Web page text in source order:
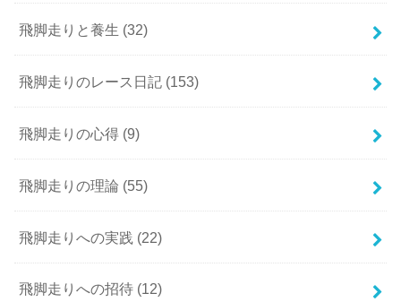
飛脚走りと養生 (32)
飛脚走りのレース日記 (153)
飛脚走りの心得 (9)
飛脚走りの理論 (55)
飛脚走りへの実践 (22)
飛脚走りへの招待 (12)